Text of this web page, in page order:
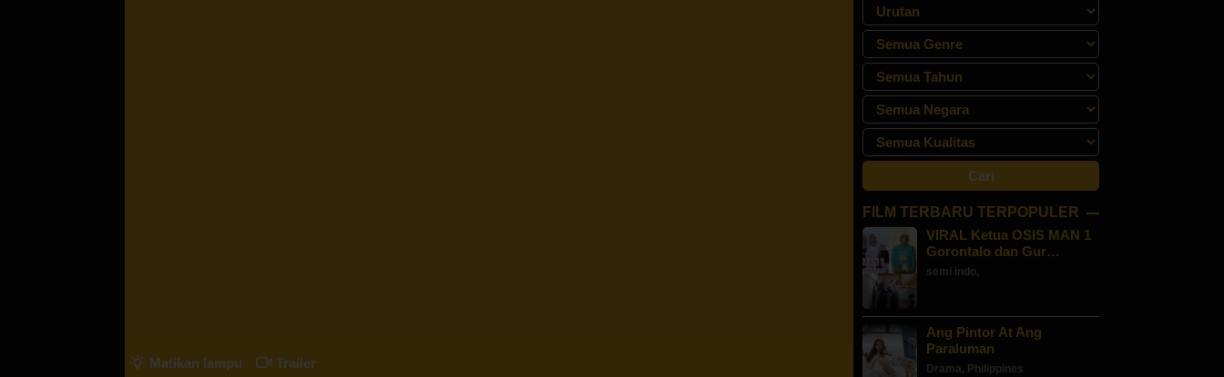
Matikan lampu Trailer
FILM TERBARU TERPOPULER
VIRAL Ketua OSIS MAN 1
Gorontalo dan Gur…
semi indo,
Ang Pintor At Ang
Paraluman
Drama, Philippines